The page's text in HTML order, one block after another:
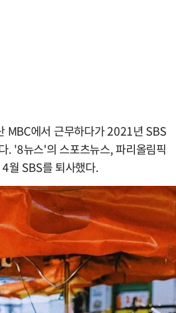
MBC에서 근무하다가 2021년 SBS
. '8뉴스'의 스포츠뉴스, 파리올림픽
월 SBS를 퇴사했다.